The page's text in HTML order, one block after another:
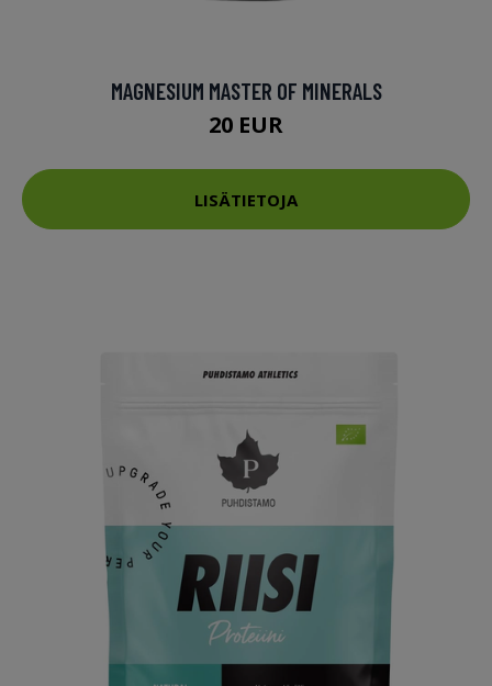
MAGNESIUM MASTER OF MINERALS
20 EUR
LISÄTIETOJA